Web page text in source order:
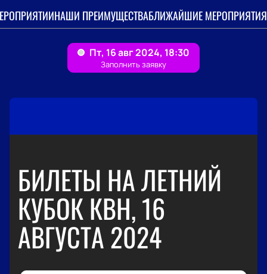
НАШИ ПРЕИМУЩЕСТВАБЛИЖАЙШИЕ МЕРОПРИЯТИЯ
БИЛЕТЫ НА ЛЕТНИЙ
КУБОК КВН, 16
АВГУСТА 2024